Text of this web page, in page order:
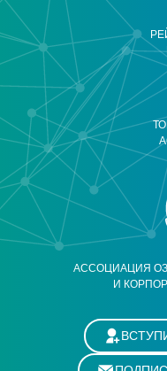
АССОЦИАЦИЯ
И